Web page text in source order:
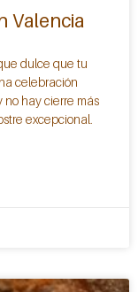
Valencia
dulce que tu
celebración
hay cierre más
excepcional.